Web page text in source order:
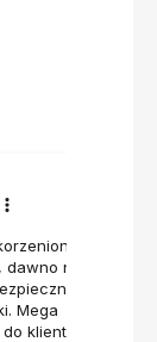
dawno nie
Mega
klienta.